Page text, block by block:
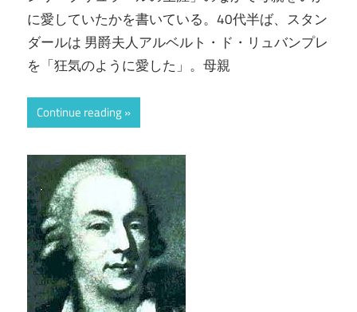
に愛していたかを書いている。40代半ば、スタン
ダールは 男爵夫人アルベルト・ド・リュバンプレ
を「狂気のように愛した」。母親
Continue reading